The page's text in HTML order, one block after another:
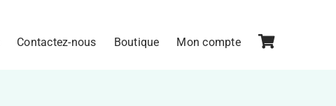
Contactez-nous Boutique Mon compte